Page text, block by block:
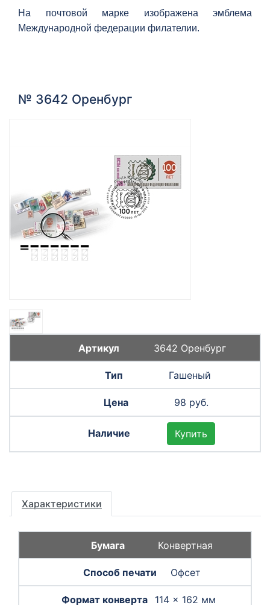
На почтовой марке изображена эмблема
Международной федерации филателии.
№ 3642 Оренбург
3642 Оренбург
Гашеный
98 руб.
Купить
Характеристики
Конвертная
Офсет
114 × 162 мм